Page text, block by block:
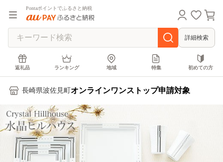
Pontaポイントでふるさと納税
詳細検索
返礼品 ランキング 地域 特集 初めての方
長崎県波佐見町 オンラインワンストップ申請対象